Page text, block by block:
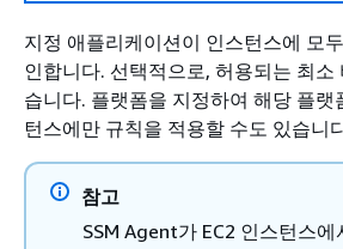
지정 애플리케이션이 인스턴스에 모
인합니다. 선택적으로, 허용되는 최소
습니다. 플랫폼을 지정하여 해당 플랫
턴스에만 규칙을 적용할 수도 있습니
참고
SSM Agent가 EC2 인스턴스